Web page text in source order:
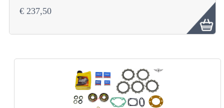
VERLICHTING EN ELEKTRA
ACCU'S EN CLAXONS
ACHTERLICHTEN
KABELBOMEN
€ 237,50